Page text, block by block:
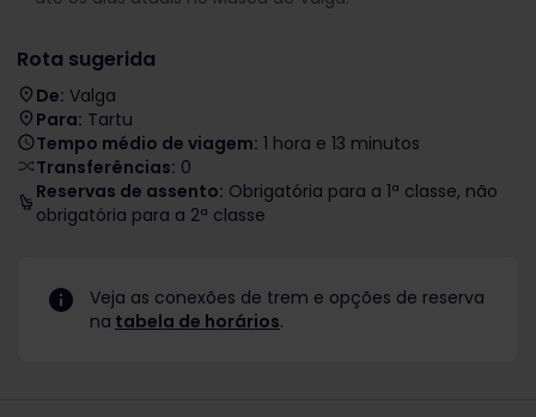
Rota sugerida
De: Valga
Para: Tartu
Tempo médio de viagem: 1 hora e 13 minutos
Transferências: 0
Reservas de assento: Obrigatória para a 1ª classe, não
obrigatória para a 2ª classe
Veja as conexões de trem e opções de reserva
na tabela de horários.